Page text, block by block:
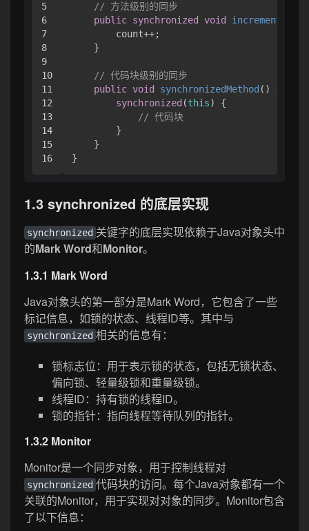
5
6
7
8
9
10
11
12
13
14
15
// 方法级别的同步
public synchronized void increment
        count++;
    }
// 代码块级别的同步
public void synchronizedMethod ()
{
synchronized (this) {
// 代码块
        }
    }
1.3 synchronized 的底层实现
synchronized 关键字的底层实现依赖于Java对象头中
的Mark Word和Monitor。
1.3.1 Mark Word
Java对象头的第一部分是Mark Word，它包含了一些
标记信息，如锁的状态、线程ID等。其中与
synchronized 相关的信息有：
锁标志位：用于表示锁的状态，包括无锁状态、
偏向锁、轻量级锁和重量级锁。
线程ID：持有锁的线程ID。
锁的指针：指向线程等待队列的指针。
1.3.2 Monitor
Monitor是一个同步对象，用于控制线程对
synchronized 代码块的访问。每个Java对象都有一个
关联的Monitor，用于实现对对象的同步。Monitor包含
了以下信息：